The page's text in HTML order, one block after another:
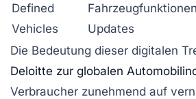
Defined
Vehicles
Updates
Die Bedeutung dieser digitalen
Deloitte zur globalen
Verbraucher zunehmend auf